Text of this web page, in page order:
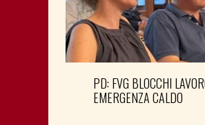
PD: FVG BLOCCHI
EMERGENZA CALDO